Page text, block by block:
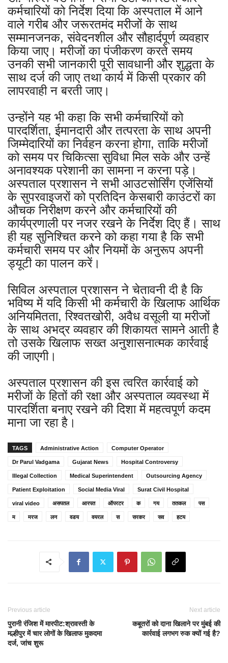
कर्मचारियों को निर्देश दिया कि अस्पताल में आने
वाले गरीब और जरूरतमंद मरीजों के साथ
सम्मानजनक, संवेदनशील और सौहार्दपूर्ण व्यवहार
किया जाए। मरीजों का पंजीकरण करते समय
उनकी सभी जानकारी पूरी सावधानी और शुद्धता के
साथ दर्ज की जाए तथा कार्य में किसी प्रकार की
लापरवाही न बरती जाए।
उन्होंने यह भी कहा कि सभी कर्मचारियों को
पारदर्शिता, ईमानदारी और तत्परता के साथ अपनी
जिम्मेदारियों का निर्वहन करना होगा, ताकि मरीजों
को समय पर चिकित्सा सुविधा मिल सके और उन्हें
अनावश्यक परेशानी का सामना न करना पड़े।
अस्पताल प्रशासन ने सभी आउटसोर्सिंग एजेंसियों
के सुपरवाइजरों को प्रतिदिन केसबारी काउंटरों का
औचक निरीक्षण करने और कर्मचारियों की
कार्यप्रणाली पर नजर रखने के निर्देश दिए हैं। साथ
ही यह सुनिश्चित करने को कहा गया है कि सभी
कर्मचारी समय पर और नियमों के अनुरूप अपनी
ड्यूटी का पालन करें।
सिविल अस्पताल प्रशासन ने चेतावनी दी है कि
भविष्य में यदि किसी भी कर्मचारी के खिलाफ आर्थिक
अनियमितता, रिश्वतखोरी, अवैध वसूली या मरीजों
के साथ अभद्र व्यवहार की शिकायत सामने आती है
तो उसके खिलाफ सख्त अनुशासनात्मक कार्रवाई
की जाएगी।
अस्पताल प्रशासन की इस त्वरित कार्रवाई को
मरीजों के हितों की रक्षा और अस्पताल व्यवस्था में
पारदर्शिता बनाए रखने की दिशा में महत्वपूर्ण कदम
माना जा रहा है।
TAGS Administrative Action Computer Operator
Dr Parul Vadgama Gujarat News Hospital Controversy
Illegal Collection Medical Superintendent Outsourcing Agency
Patient Exploitation Social Media Viral Surat Civil Hospital
viral video असपतल आरपत ऑपरटर क गय ततकल पस
म मरज लन वडय वयरल स सरकर सव हटय
Previous article
पुरानी रंजिश में मारपीट:श्रावस्ती के
मल्हीपुर में चार लोगों के खिलाफ मुकदमा
दर्ज, जांच शुरू
Next article
कबूतरों को दाना खिलाने पर मुंबई की
कार्रवाई लगभग रुक क्यों गई है?